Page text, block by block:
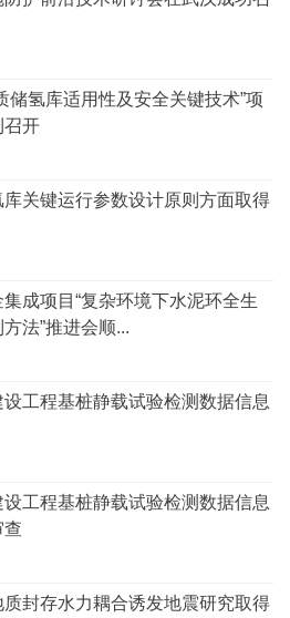
储氢库适用性及安全关键技术”项
召开
关键运行参数设计原则方面取得
成项目“复杂环境下水泥环全生
法”推进会顺...
工程基桩静载试验检测数据信息
工程基桩静载试验检测数据信息
查
封存水力耦合诱发地震研究取得